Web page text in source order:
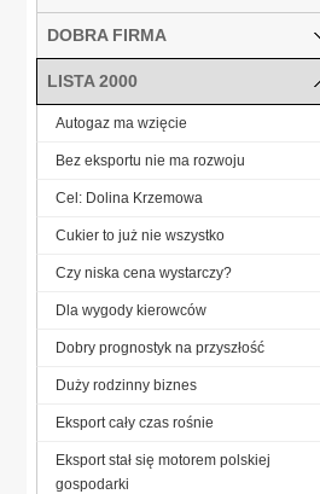
DOBRA FIRMA
LISTA 2000
Autogaz ma wzięcie
Bez eksportu nie ma rozwoju
Cel: Dolina Krzemowa
Cukier to już nie wszystko
Czy niska cena wystarczy?
Dla wygody kierowców
Dobry prognostyk na przyszłość
Duży rodzinny biznes
Eksport cały czas rośnie
Eksport stał się motorem polskiej
gospodarki